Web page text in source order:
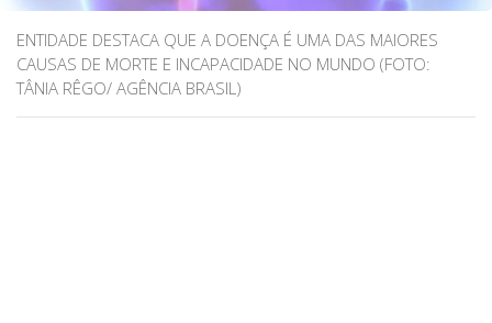
ENTIDADE DESTACA QUE A DOENÇA É UMA DAS MAIORES
CAUSAS DE MORTE E INCAPACIDADE NO MUNDO (FOTO:
TÂNIA RÊGO/ AGÊNCIA BRASIL)